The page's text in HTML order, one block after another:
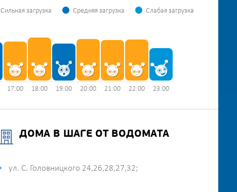
Сильная загрузка Средняя загрузка Слабая загрузка
17:00 18:00 19:00 20:00 21:00 22:00 23:00
ДОМА В ШАГЕ ОТ ВОДОМАТА
ул. С. Головницкого 24,26,28,27,32;